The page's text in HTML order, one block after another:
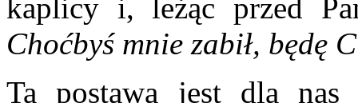
kaplicy i, leżąc przed
Choćbyś mnie zabił, będę
Ta postawa jest dla nas